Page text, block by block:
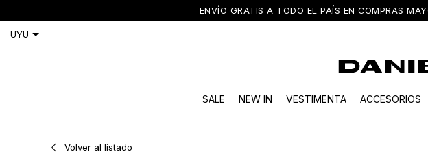
ENVÍO GRATIS A TODO EL PAÍS EN COMPRAS
SALE NEW IN VESTIMENTA ACCESORIOS
Volver al listado